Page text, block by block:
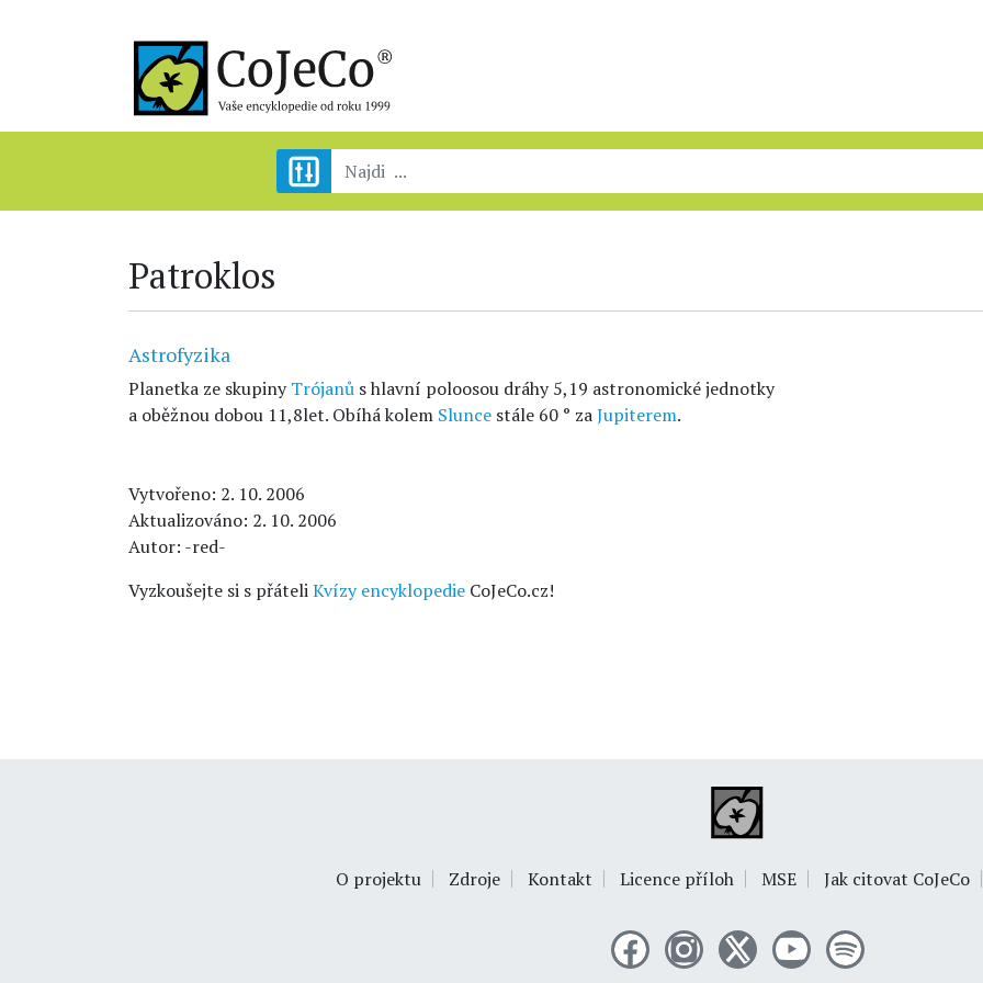
Patroklos
Astrofyzika
Planetka ze skupinyTrójanů s hlavní poloosou dráhy 5,19 astronomické jednotky
a oběžnou dobou 11,8let. Obíhá kolem Slunce stále 60 ° zaJupiterem.
Vytvořeno: 2. 10. 2006
Aktualizováno: 2. 10. 2006
Autor: -red-
Vyzkoušejte si s přáteliKvízy encyklopedie CoJeCo.cz!
O projektu Zdroje Kontakt Licence příloh MSE Jak citovat CoJeCo